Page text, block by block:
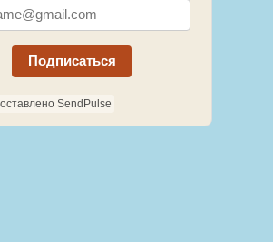
Подписаться
SendPulse